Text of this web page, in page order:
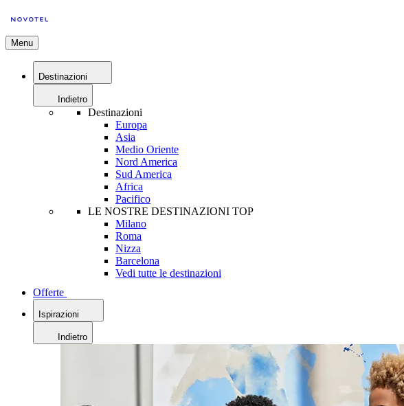
Menu
Destinazioni
Indietro
Destinazioni
Europa
Asia
Medio Oriente
Nord America
Sud America
Africa
Pacifico
LE NOSTRE DESTINAZIONI TOP
Milano
Roma
Nizza
Barcelona
Vedi tutte le destinazioni
Offerte
Ispirazioni
Indietro